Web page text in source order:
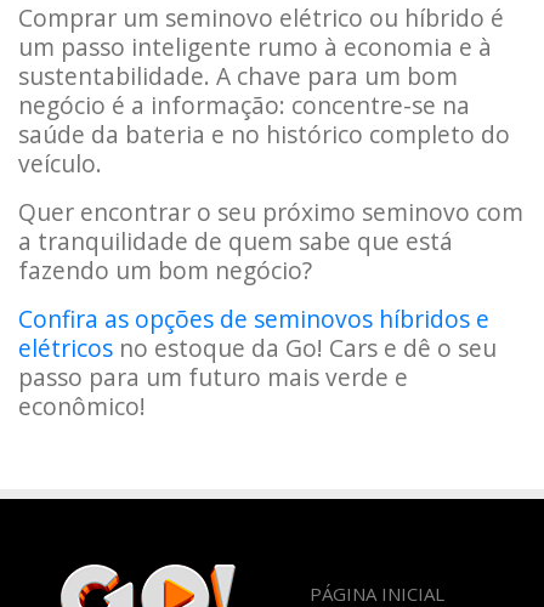
Comprar um seminovo elétrico ou híbrido é
um passo inteligente rumo à economia e à
sustentabilidade. A chave para um bom
negócio é a informação: concentre-se na
saúde da bateria e no histórico completo do
veículo.
Quer encontrar o seu próximo seminovo com
a tranquilidade de quem sabe que está
fazendo um bom negócio?
Confira as opções de seminovos híbridos e
elétricos no estoque da Go! Cars e dê o seu
passo para um futuro mais verde e
econômico!
PÁGINA INICIAL